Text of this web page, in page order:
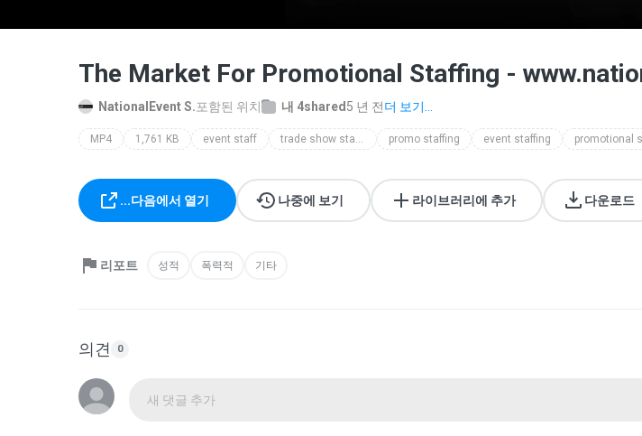
The Market For Promotional Staffing -
NationalEvent S.포함된 위치 내 4shared 5 년 전더 보기...
MP4 1,761 KB event staff trade show staffing promo staffing event staffing
...다음에서 열기 나중에 보기 라이브러리에 추가 다운로드
리포트 성적 폭력적 기타
의견 0
새 댓글 추가